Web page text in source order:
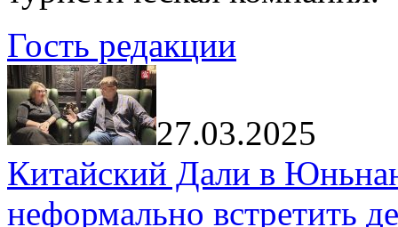
Гость редакции
27.03.2025
Китайский Дали в
неформально встретить